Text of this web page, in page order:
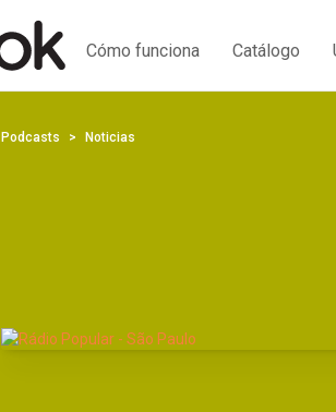
Cómo funciona Catálogo
Podcasts Noticias